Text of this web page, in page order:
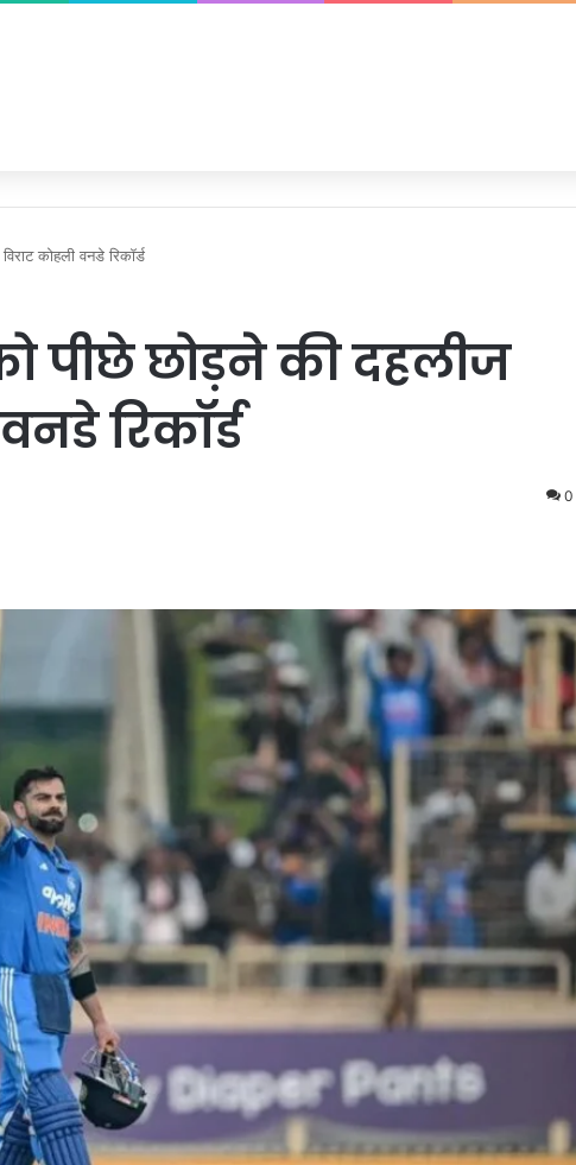
कोहली वनडे रिकॉर्ड
पीछे छोड़ने की दहलीज
रिकॉर्ड
0